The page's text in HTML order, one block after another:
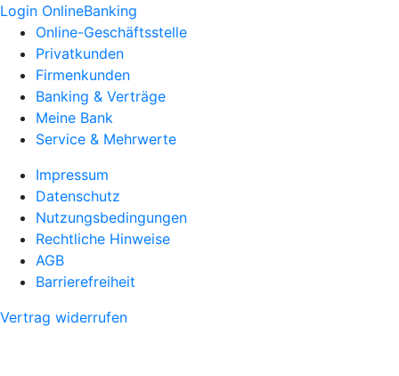
Login OnlineBanking
Online-Geschäftsstelle
Privatkunden
Firmenkunden
Banking & Verträge
Meine Bank
Service & Mehrwerte
Impressum
Datenschutz
Nutzungsbedingungen
Rechtliche Hinweise
AGB
Barrierefreiheit
Vertrag widerrufen